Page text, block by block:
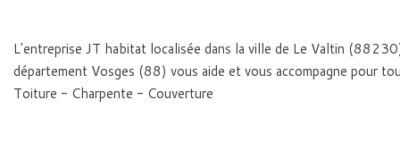
L'entreprise JT habitat localisée dans la ville de Le Valtin
département Vosges (88) vous aide et vous accompagne pour
Toiture - Charpente - Couverture